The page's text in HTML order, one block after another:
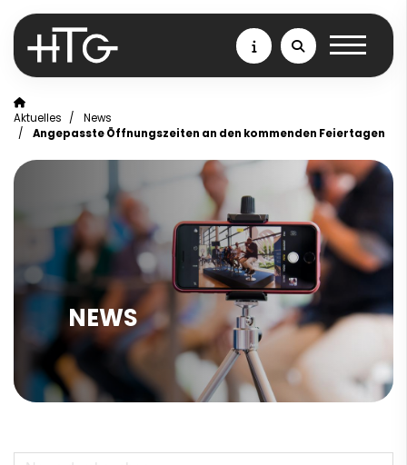
Aktuelles
News
Angepasste Öffnungszeiten an den kommenden Feiertagen
NEWS